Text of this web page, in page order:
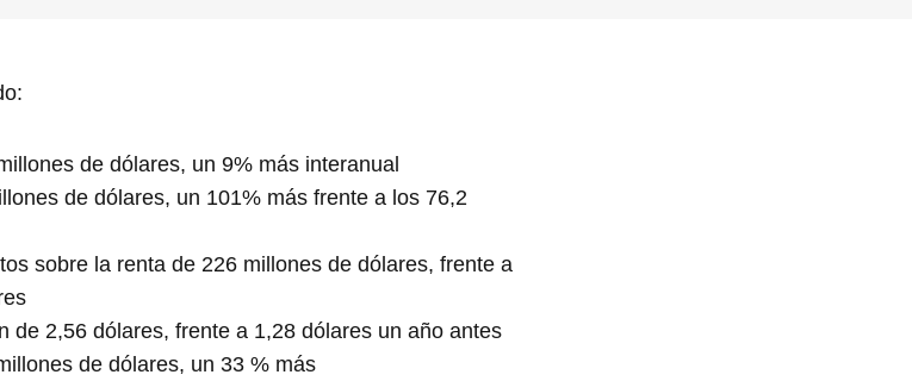
de dólares, un 9% más interanual
de dólares, un 101% más frente a los 76,2
sobre la renta de 226 millones de dólares, frente a
de 2,56 dólares, frente a 1,28 dólares un año antes
de dólares, un 33 % más